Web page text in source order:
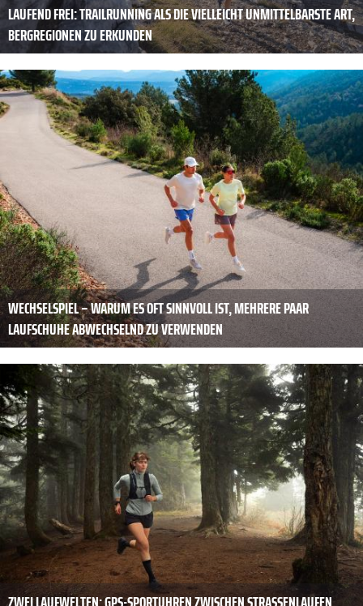
LAUFEND FREI: TRAILRUNNING ALS DIE VIELLEICHT UNMITTELBARSTE ART,
BERGREGIONEN ZU ERKUNDEN
WECHSELSPIEL – WARUM ES OFT SINNVOLL IST, MEHRERE PAAR
LAUFSCHUHE ABWECHSELND ZU VERWENDEN